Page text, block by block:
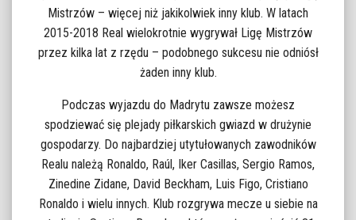
Mistrzów – więcej niż jakikolwiek inny klub. W latach
2015-2018 Real wielokrotnie wygrywał Ligę Mistrzów
przez kilka lat z rzędu – podobnego sukcesu nie odniósł
żaden inny klub.
Podczas wyjazdu do Madrytu zawsze możesz
spodziewać się plejady piłkarskich gwiazd w drużynie
gospodarzy. Do najbardziej utytułowanych zawodników
Realu należą Ronaldo, Raúl, Iker Casillas, Sergio Ramos,
Zinedine Zidane, David Beckham, Luis Figo, Cristiano
Ronaldo i wielu innych. Klub rozgrywa mecze u siebie na